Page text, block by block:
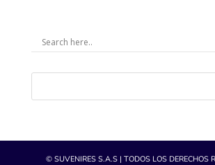
© SUVENIRES S.A.S | TODOS LOS DERECHOS